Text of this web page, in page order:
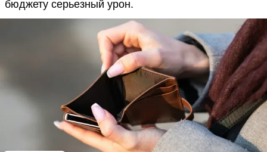
бюджету серьезный урон.